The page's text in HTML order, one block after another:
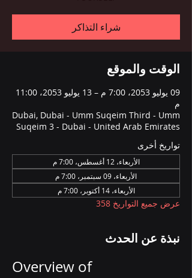
شراء التذاكر
الوقت والموقع
09 يوليو 2053، 7:00 م – 13 يوليو 2053، 11:00
م
Dubai, Dubai - Umm Suqeim Third - Umm
Suqeim 3 - Dubai - United Arab Emirates
تواريخ أخرى
الأربعاء، 12 أغسطس، 7:00 م
الأربعاء، 09 سبتمبر، 7:00 م
الأربعاء، 14 أكتوبر، 7:00 م
عرض جميع التواريخ 358
نبذة عن الحدث
Overview of